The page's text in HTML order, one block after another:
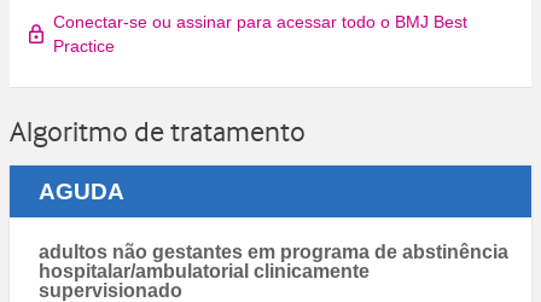
Conectar-se ou assinar para acessar todo o BMJ Best
Practice
Algoritmo de tratamento
AGUDA
adultos não gestantes em programa de abstinência
hospitalar/ambulatorial clinicamente
supervisionado